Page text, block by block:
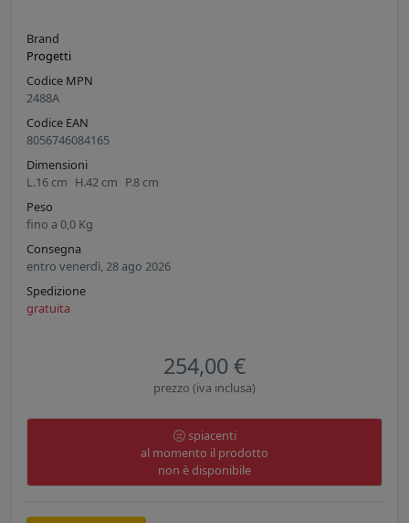
Brand
Progetti
Codice MPN
2488A
Codice EAN
8056746084165
Dimensioni
L.16 cm H.42 cm P.8 cm
Peso
fino a 0,0 Kg
Consegna
entro venerdì, 28 ago 2026
Spedizione
gratuita
254,00 €
prezzo (iva inclusa)
spiacenti
al momento il prodotto
non è disponibile